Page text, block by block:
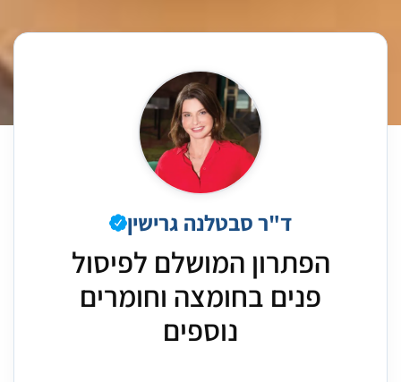
ד"ר סבטלנה גרישין
הפתרון המושלם לפיסול
פנים בחומצה וחומרים
נוספים